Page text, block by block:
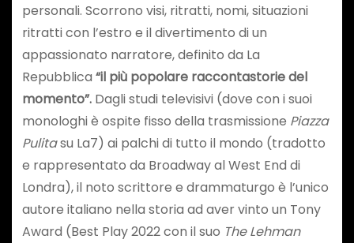
personali. Scorrono visi, ritratti, nomi, situazioni
ritratti con l’estro e il divertimento di un
appassionato narratore, definito da La
Repubblica “il più popolare raccontastorie del
momento”. Dagli studi televisivi (dove con i suoi
monologhi è ospite fisso della trasmissione Piazza
Pulitasu La7) ai palchi di tutto il mondo (tradotto
e rappresentato da Broadway al West End di
Londra), il noto scrittore e drammaturgo è l’unico
autore italiano nella storia ad aver vinto un Tony
Award (Best Play 2022 con il suo The Lehman